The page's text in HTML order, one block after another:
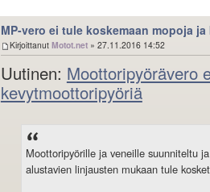
MP-vero ei tule koskemaan mopoja
Kirjoittanut Motot.net» 27.11.2016 14:52
Uutinen: Moottoripyörävero
kevytmoottoripyöriä
Moottoripyörille ja veneille suunniteltu
alustavien linjausten mukaan tule